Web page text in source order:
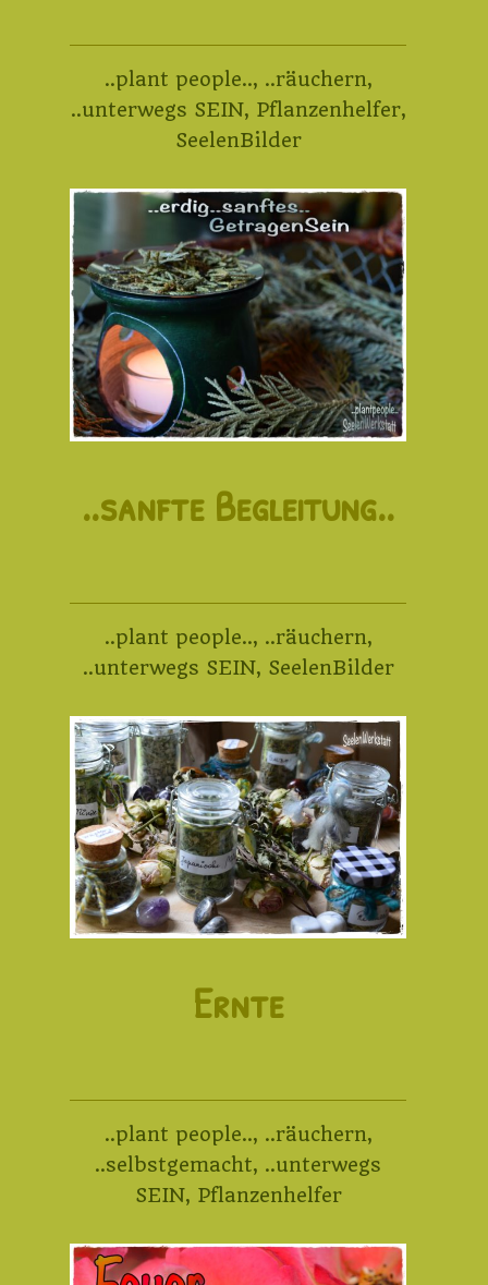
..plant people.., ..räuchern,
..unterwegs SEIN, Pflanzenhelfer,
SeelenBilder
..sanfte Begleitung..
..plant people.., ..räuchern,
..unterwegs SEIN, SeelenBilder
Ernte
..plant people.., ..räuchern,
..selbstgemacht, ..unterwegs
SEIN, Pflanzenhelfer